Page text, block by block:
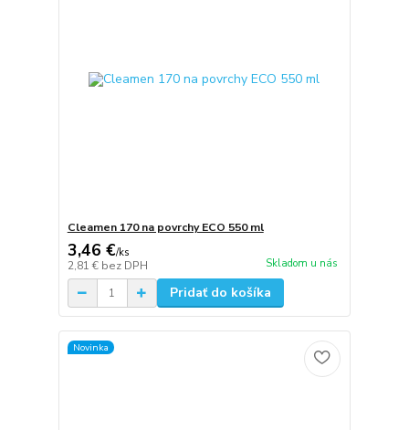
Cleamen 170 na povrchy ECO 550 ml
3,46 €/ks
2,81 € bez DPH Skladom u nás
Pridať do košíka
Novinka